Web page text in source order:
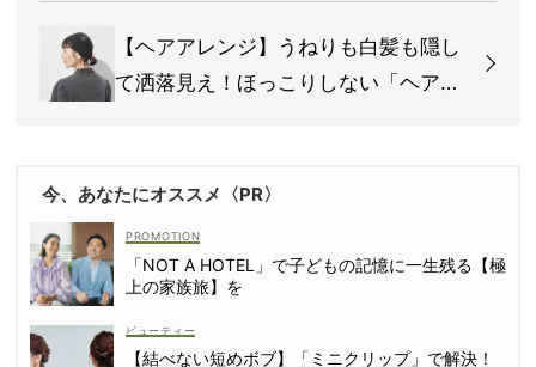
【ヘアアレンジ】うねりも白髪も隠し
て洒落見え！ほっこりしない「ヘアバ
今、あなたにオススメ〈PR〉
「NOT A HOTEL」で子どもの記憶に一生残る【極
上の家族旅】を
ビューティー
【結べない短めボブ】「ミニクリップ」で解決！